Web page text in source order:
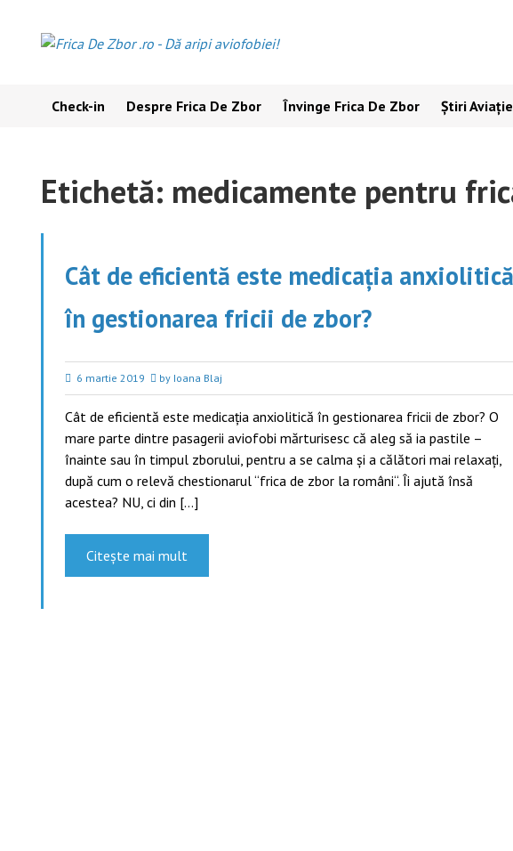
content
Check-in Despre Frica De Zbor Învinge Frica De Zbor Știri Aviație
Etichetă: medicamente pentru
Cât de eficientă este medicația anxiolitică
în gestionarea fricii de zbor?
6 martie 2019 by Ioana Blaj
Cât de eficientă este medicația anxiolitică în gestionarea fricii de zbor? O
mare parte dintre pasagerii aviofobi mărturisesc că aleg să ia pastile –
înainte sau în timpul zborului, pentru a se calma și a călători mai relaxați,
după cum o relevă chestionarul “frica de zbor la români“. Îi ajută însă
acestea? NU, ci din […]
Citește mai mult